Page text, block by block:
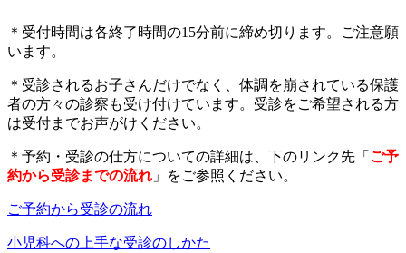
＊受付時間は各終了時間の15分前に締め切ります。ご注意願
います。
＊受診されるお子さんだけでなく、体調を崩されている保護
者の方々の診察も受け付けています。受診をご希望される方
は受付までお声がけください。
＊予約・受診の仕方についての詳細は、下のリンク先「 ご予
約から受診までの流れ 」をご参照ください。
ご予約から受診の流れ
小児科への上手な受診のしかた